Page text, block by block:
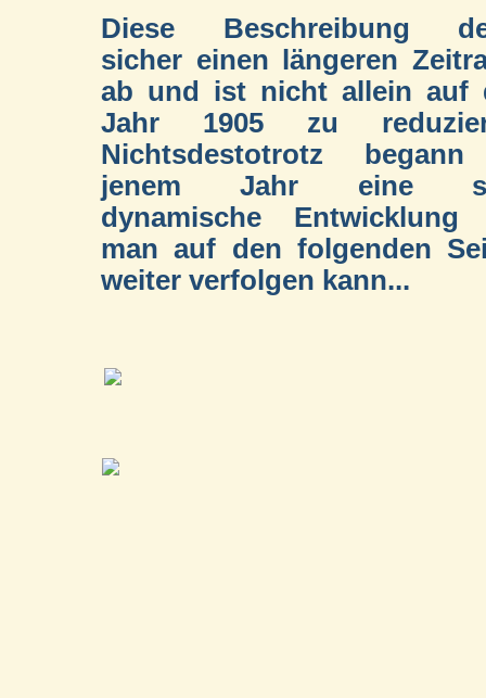
Diese Beschreibung
sicher einen längeren
ab und ist nicht allein auf
Jahr 1905 zu
Nichtsdestotrotz
jenem Jahr eine
dynamische Entwicklung
man auf den folgenden
weiter verfolgen kann...